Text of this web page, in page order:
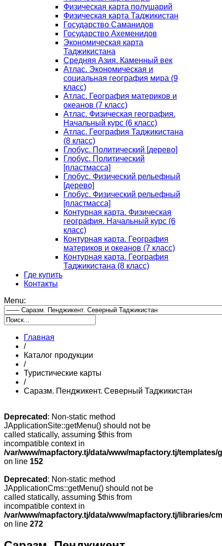
Физическая карта полушарий
Физическая карта Таджикистан
Государство Саманидов
Государство Ахеменидов
Экономическая карта
Таджикистана
Средняя Азия. Каменный век
Атлас. Экономическая и
социальная география мира (9
класс)
Атлас. География материков и
океанов (7 класс)
Атлас. Физическая география.
Начальный курс (6 класс)
Атлас. География Таджикистана
(8 класс)
Глобус. Политический [дерево]
Глобус. Политический
[пластмасса]
Глобус. Физический рельефный
[дерево]
Глобус. Физический рельефный
[пластмасса]
Контурная карта. Физическая
география. Начальный курс (6
класс)
Контурная карта. География
материков и океанов (7 класс)
Контурная карта. География
Таджикистана (8 класс)
Где купить
Контакты
Menu:
Главная
/
Каталог продукции
/
Туристические карты
/
Саразм. Пенджикент. Северный Таджикистан
Deprecated : Non-static method
JApplicationSite::getMenu() should not be
called statically, assuming $this from
incompatible context in
/var/www/mapfactory.tj/data/www/mapfactory.tj/
on line 152
Deprecated : Non-static method
JApplicationCms::getMenu() should not be
called statically, assuming $this from
incompatible context in
/var/www/mapfactory.tj/data/www/mapfactory.tj/libraries/
on line 272